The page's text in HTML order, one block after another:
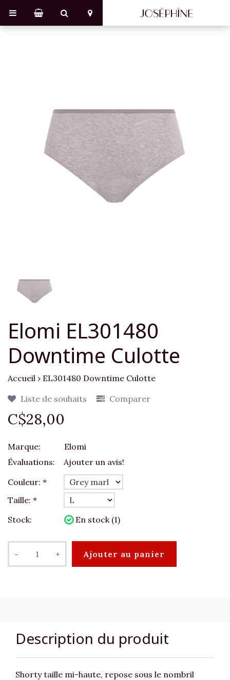
Elomi EL301480
Downtime Culotte
Accueil › EL301480 Downtime Culotte
Liste de souhaits
Comparer
C$28,00
Marque:
Elomi
Évaluations:
Ajouter un avis!
Couleur: *
Taille: *
Stock:
En stock (1)
- + Ajouter au panier
Description du produit
Shorty taille mi-haute, repose sous le nombril